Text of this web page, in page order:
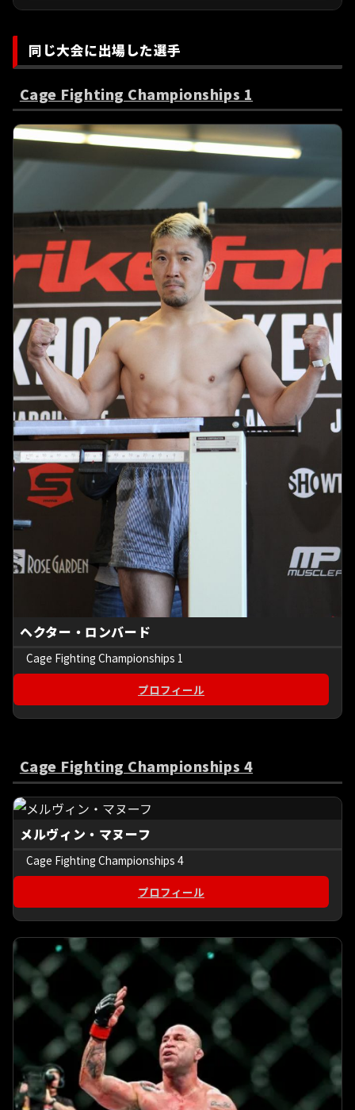
同じ大会に出場した選手
Cage Fighting Championships 1
ヘクター・ロンバード
Cage Fighting Championships 1
プロフィール
Cage Fighting Championships 4
メルヴィン・マヌーフ
Cage Fighting Championships 4
プロフィール